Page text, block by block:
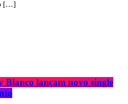
[…]
Blanco lançam novo single